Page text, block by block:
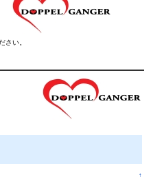
さい。
↑